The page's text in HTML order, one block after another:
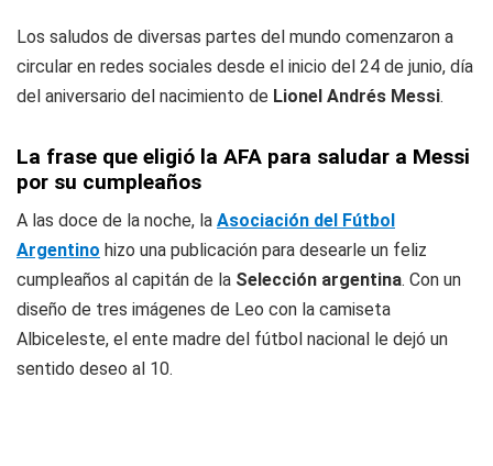
Los saludos de diversas partes del mundo comenzaron a
circular en redes sociales desde el inicio del 24 de junio, día
del aniversario del nacimiento de Lionel Andrés Messi.
La frase que eligió la AFA para saludar a Messi
por su cumpleaños
A las doce de la noche, la Asociación del Fútbol
Argentino hizo una publicación para desearle un feliz
cumpleaños al capitán de la Selección argentina. Con un
diseño de tres imágenes de Leo con la camiseta
Albiceleste, el ente madre del fútbol nacional le dejó un
sentido deseo al 10.